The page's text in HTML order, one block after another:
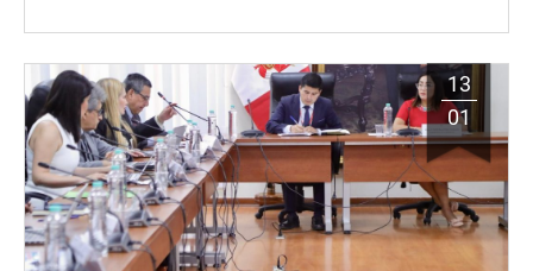
13
01